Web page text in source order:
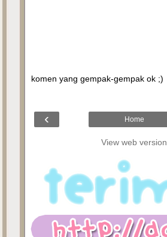
komen yang gempak-gempak ok ;)
‹ Home
View web version